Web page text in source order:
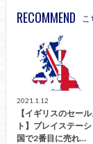
RECOMMEND
2021.1.12
【イギリスのセー
ト】プレイステー
国で2番目に売れ…